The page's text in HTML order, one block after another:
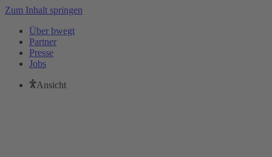
Zum Inhalt springen
Über bwegt
Partner
Presse
Jobs
Ansicht